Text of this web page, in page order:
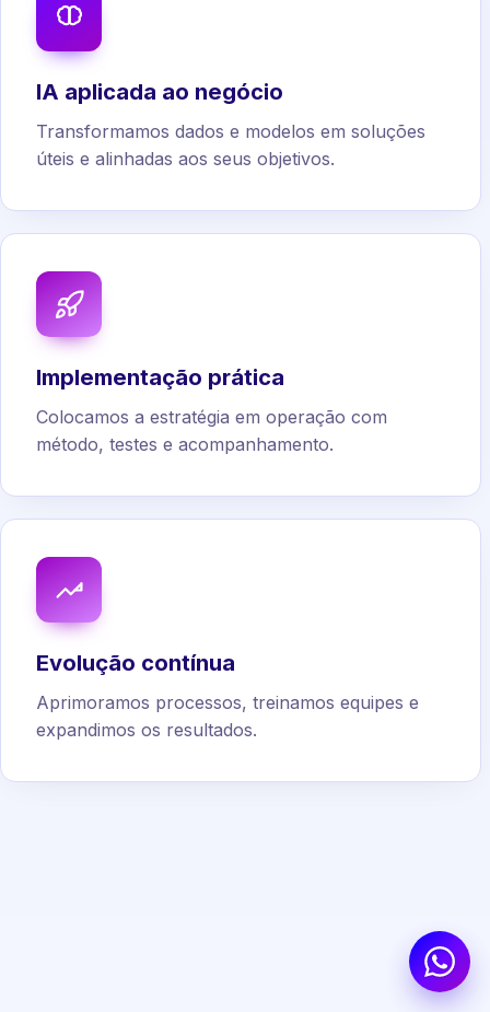
IA aplicada ao negócio
Transformamos dados e modelos em soluções
úteis e alinhadas aos seus objetivos.
Implementação prática
Colocamos a estratégia em operação com
método, testes e acompanhamento.
Evolução contínua
Aprimoramos processos, treinamos equipes e
expandimos os resultados.